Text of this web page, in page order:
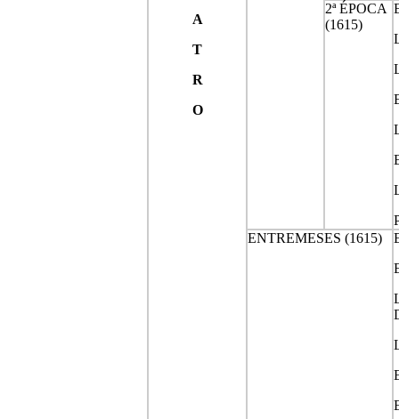
A
T
R
O
2ª ÉPOCA
(1615)
ENTREMESES (1615)